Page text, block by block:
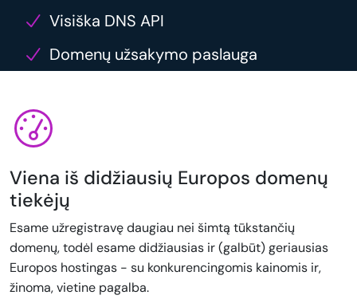
Visiška DNS API
Domenų užsakymo paslauga
Viena iš didžiausių Europos domenų
tiekėjų
Esame užregistravę daugiau nei šimtą tūkstančių
domenų, todėl esame didžiausias ir (galbūt) geriausias
Europos hostingas - su konkurencingomis kainomis ir,
žinoma, vietine pagalba.